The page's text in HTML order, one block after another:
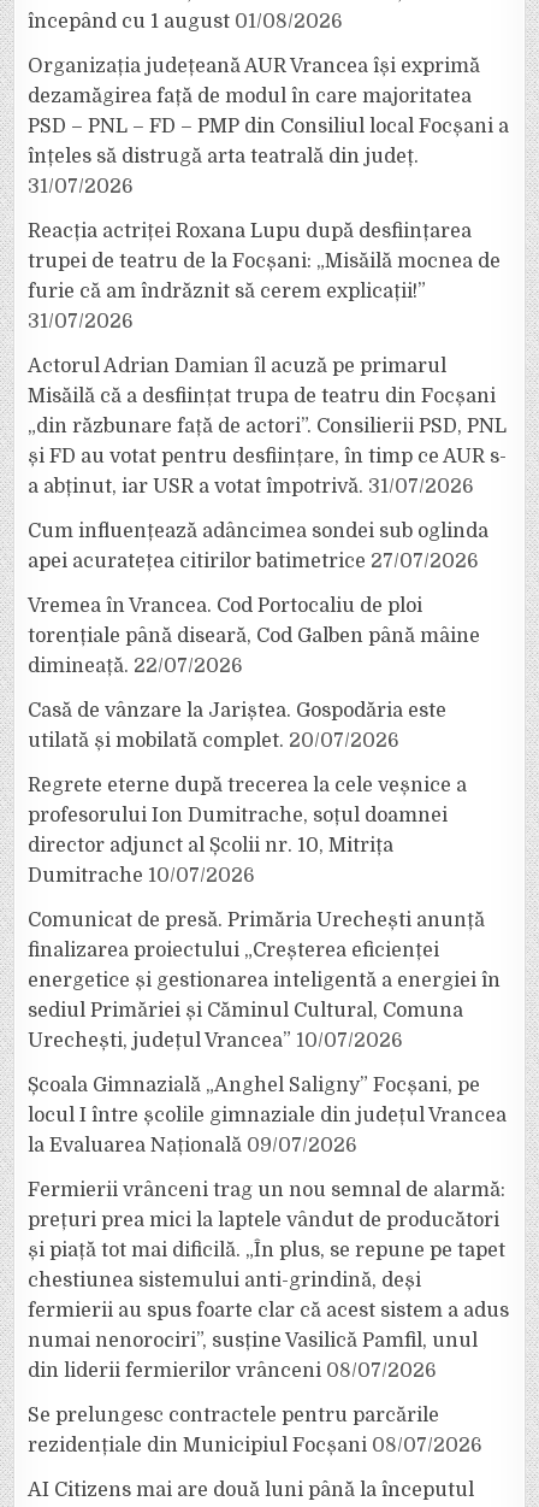
începând cu 1 august 01/08/2026
Organizația județeană AUR Vrancea își exprimă
dezamăgirea față de modul în care majoritatea
PSD – PNL – FD – PMP din Consiliul local Focșani a
înțeles să distrugă arta teatrală din județ.
31/07/2026
Reacția actriței Roxana Lupu după desființarea
trupei de teatru de la Focșani: „Misăilă mocnea de
furie că am îndrăznit să cerem explicații!”
31/07/2026
Actorul Adrian Damian îl acuză pe primarul
Misăilă că a desființat trupa de teatru din Focșani
„din răzbunare față de actori”. Consilierii PSD, PNL
și FD au votat pentru desființare, în timp ce AUR s-
a abținut, iar USR a votat împotrivă. 31/07/2026
Cum influențează adâncimea sondei sub oglinda
apei acuratețea citirilor batimetrice 27/07/2026
Vremea în Vrancea. Cod Portocaliu de ploi
torențiale până diseară, Cod Galben până mâine
dimineață. 22/07/2026
Casă de vânzare la Jariștea. Gospodăria este
utilată și mobilată complet. 20/07/2026
Regrete eterne după trecerea la cele veșnice a
profesorului Ion Dumitrache, soțul doamnei
director adjunct al Școlii nr. 10, Mitrița
Dumitrache 10/07/2026
Comunicat de presă. Primăria Urechești anunță
finalizarea proiectului „Creșterea eficienței
energetice și gestionarea inteligentă a energiei în
sediul Primăriei și Căminul Cultural, Comuna
Urechești, județul Vrancea” 10/07/2026
Școala Gimnazială „Anghel Saligny” Focșani, pe
locul I între școlile gimnaziale din județul Vrancea
la Evaluarea Națională 09/07/2026
Fermierii vrânceni trag un nou semnal de alarmă:
prețuri prea mici la laptele vândut de producători
și piață tot mai dificilă. „În plus, se repune pe tapet
chestiunea sistemului anti-grindină, deși
fermierii au spus foarte clar că acest sistem a adus
numai nenorociri”, susține Vasilică Pamfil, unul
din liderii fermierilor vrânceni 08/07/2026
Se prelungesc contractele pentru parcările
rezidențiale din Municipiul Focșani 08/07/2026
AI Citizens mai are două luni până la începutul